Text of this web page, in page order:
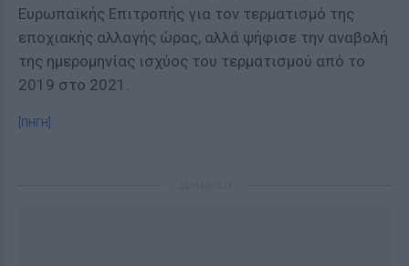
Ευρωπαϊκής Επιτροπής για τον τερματισμό της
εποχιακής αλλαγής ώρας, αλλά ψήφισε την αναβολή
της ημερομηνίας ισχύος του τερματισμού από το
2019 στο 2021.
[ΠΗΓΗ]